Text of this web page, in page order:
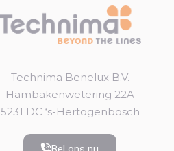
Technima Benelux B.V.
Hambakenwetering 22A
5231 DC ‘s-Hertogenbosch